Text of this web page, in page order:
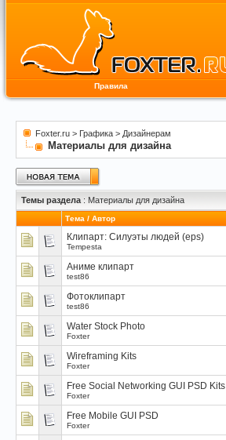
Правила
Foxter.ru > Графика > Дизайнерам
Материалы для дизайна
Темы раздела : Материалы для дизайна
Тема / Автор
Клипарт: Силуэты людей (eps)
Tempesta
Аниме клипарт
test86
Фотоклипарт
test86
Water Stock Photo
Foxter
Wireframing Kits
Foxter
Free Social Networking GUI PSD Kits
Foxter
Free Mobile GUI PSD
Foxter